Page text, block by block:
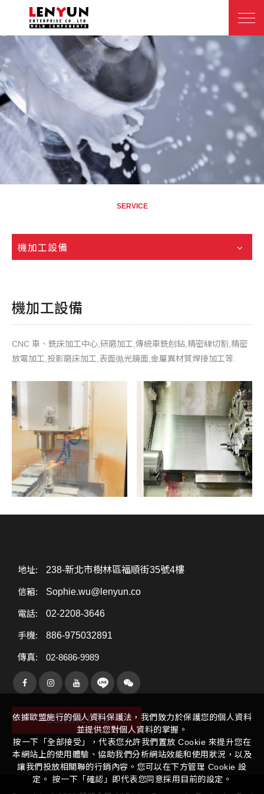
SERVICE
機加工設備
機加工設備
CNC 車、銑床加工中心,研磨加工,傳統車銑刨鉆,精密線切割,精密
放電加工,投影磨床加工,表面抛光鏡面,金屬異材質焊接加工等.
地址: 238-新北市樹林區福順街35號4樓
信箱: Sophie.wu@lenyun.co
電話: 02-2208-3646
手機: 886-975032891
傳真: 02-8686-9989
CONTACT US
依據歐盟施行的個人資料保護法，我們致力於保護您的個人資料
並提供您對個人資料的掌握。
按一下「全部接受」，代表您允許我們置放 Cookie 來提升您在
本網站上的使用體驗、協助我們分析網站效能和使用狀況，以及
讓我們投放相關聯的行銷內容。您可以在下方管理 Cookie 設
定。 按一下「確認」即代表您同意採用目前的設定。